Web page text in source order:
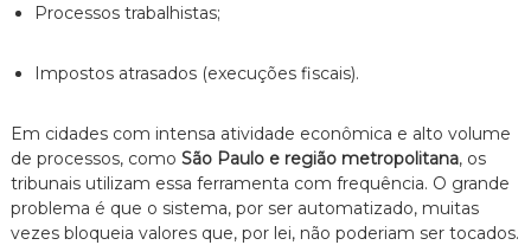
e
r
s
o
n
a
Processos trabalhistas;
Impostos atrasados (execuções fiscais).
Em cidades com intensa atividade econômica e alto volume
de processos,como São Paulo e região metropolitana,os
tribunais utilizam essa ferramenta com frequência. O grande
problema é que o sistema,por ser automatizado,muitas
vezes bloqueia valores que,por lei,não poderiam ser tocados.